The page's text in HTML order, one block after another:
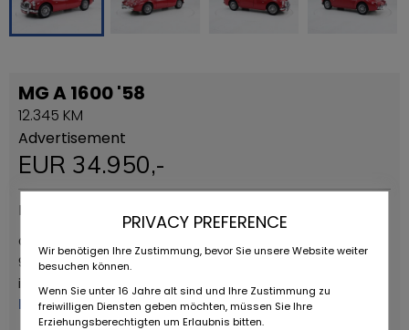
MG A 1600 '58
12.345 KM
Advertisement
EUR 34.950,-
Provider type
OLDTIMERFARM BV Address : Steenweg op Deinze 51c
9880 AALTER Belgium +32(0) 472 401338
info@oldtimerfarm.be VAT BE 0886.122.516
More from this dealer
PRIVACY PREFERENCE
Wir benötigen Ihre Zustimmung, bevor Sie unsere Website weiter
besuchen können.
Wenn Sie unter 16 Jahre alt sind und Ihre Zustimmung zu
freiwilligen Diensten geben möchten, müssen Sie Ihre
Erziehungsberechtigten um Erlaubnis bitten.